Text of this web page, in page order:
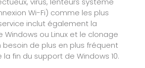
Wi-Fi) comme les plus
inclut également la
Windows ou Linux et le clonage
besoin de plus en plus fréquent
la fin du support de Windows 10.